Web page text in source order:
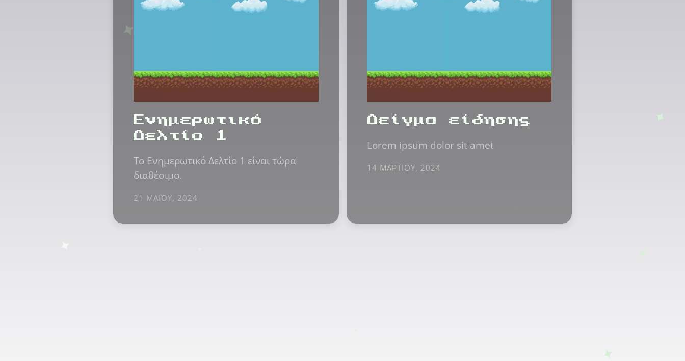
Ενημερωτικό
Δελτίο 1
Το Ενημερωτικό Δελτίο 1 είναι τώρα
διαθέσιμο.
21 ΜΑΪ́ΟΥ, 2024
Δείγμα είδησης
Lorem ipsum dolor sit amet
14 ΜΑΡΤΊΟΥ, 2024